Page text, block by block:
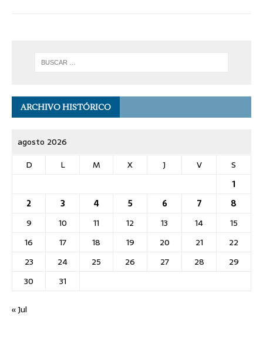
ARCHIVO HISTÓRICO
agosto 2026
D
L M X J V
S
1
2
3 4 5 6 7
8
9
10 11 12 13 14
15
16
17 18 19 20 21
22
23
24 25 26 27 28
29
30
31
« Jul